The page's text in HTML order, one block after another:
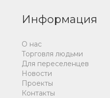
Информация
О нас
Торговля людьми
Для переселенцев
Новости
Проекты
Контакты